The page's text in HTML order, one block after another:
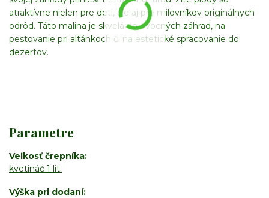
atraktívne nielen pre deti, ale aj pre milovníkov originálnych
odrôd. Táto malina je skvelá do ovocných záhrad, na
pestovanie pri altánkoch či na estetické spracovanie do
dezertov.
Parametre
Veľkosť črepníka
kvetináč 1 lit.
Výška pri dodaní